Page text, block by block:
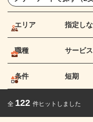
エリア 指定し
職種 サービ
条件 短期
全 122 件ヒットしました